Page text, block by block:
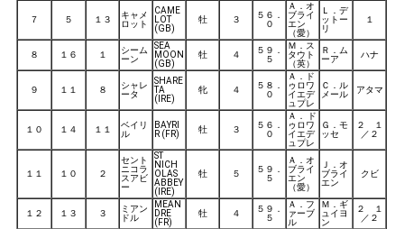
７ ５ １３
キャメ
ロット
CAME
LOT
(GB)
牡 ３
５６．
０
Ａ．オ
ブライ
エン
（愛）
Ｌ．デ
ットー
リ
１
８ １６ １
シーム
ーン
SEA
MOON
(GB)
牡 ４
５９．
５
Ｍ．ス
タウト
（英）
Ｒ．ム
ーア
ハナ
９ １１ ８
シャレ
ータ
SHARE
TA
(IRE)
牝 ４
５８．
０
Ａ．ド
ゥロワ
イエデ
ュプレ
Ｃ．ル
メール
アタマ
１０ １４ １１
ベイリ
ル
BAYRI
R (FR)
牡 ３
５６．
０
Ａ． ド
ゥロワ
イエデ
ュプレ
Ｇ．モ
ッセ
２ １
／２
１１ １０ ２
セント
ニコラ
スアビ
ー
ST
NICH
OLAS
ABBEY
(IRE)
牡 ５
５９．
５
Ａ．オ
ブライ
エン
（愛）
Ｊ．オ
ブライ
エン
クビ
１２ １３ ３
ミアン
ドル
MEAN
DRE
(FR)
牡 ４
５９．
５
Ａ．フ
ァーブ
ル
Ｍ．ギ
ュイヨ
ン
２ １
／２